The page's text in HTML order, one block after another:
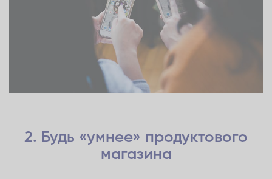
2. Будь «умнее» продуктового
магазина